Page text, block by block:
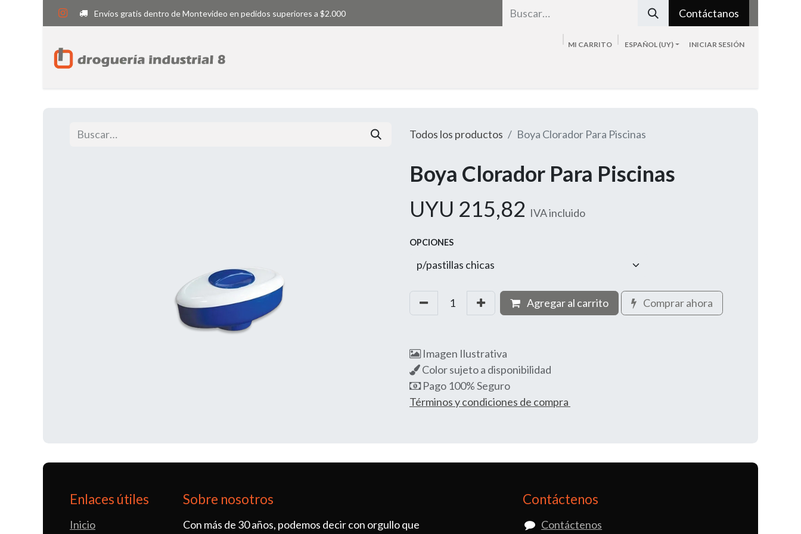
Envíos gratis dentro de Montevideo en pedidos superiores a $2.000 Contáctanos
MI CARRITO ESPAÑOL (UY) INICIAR SESIÓN
Todos los productos Boya Clorador Para Piscinas
Boya Clorador Para Piscinas
UYU 215,82 IVA incluido
OPCIONES
Agregar al carrito Comprar ahora
Imagen Ilustrativa
Color sujeto a disponibilidad
Pago 100% Seguro
Términos y condiciones de compra
Enlaces útiles
Inicio
Sobre nosotros
Con más de 30 años, podemos decir con orgullo que
Contáctenos
Contáctenos